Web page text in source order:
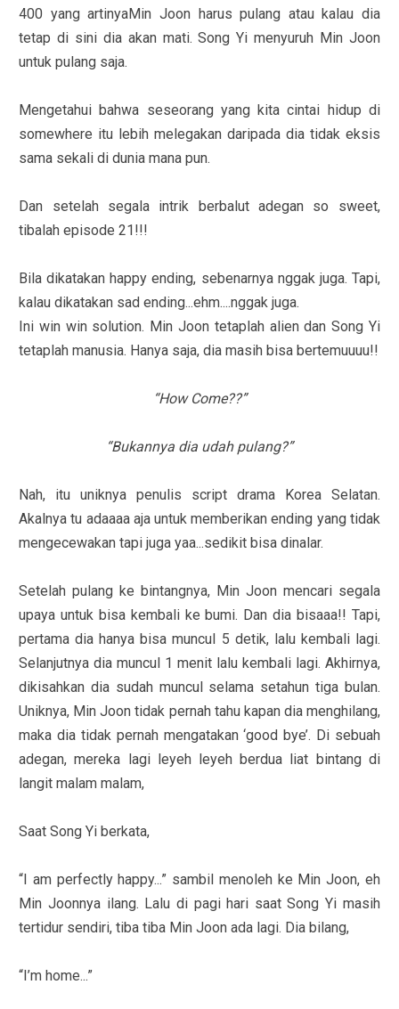
400 yang artinyaMin Joon harus pulang atau kalau dia
tetap di sini dia akan mati. Song Yi menyuruh Min Joon
untuk pulang saja.
Mengetahui bahwa seseorang yang kita cintai hidup di
somewhere itu lebih melegakan daripada dia tidak eksis
sama sekali di dunia mana pun.
Dan setelah segala intrik berbalut adegan so sweet,
tibalah episode 21!!!
Bila dikatakan happy ending, sebenarnya nggak juga. Tapi,
kalau dikatakan sad ending...ehm....nggak juga.
Ini win win solution. Min Joon tetaplah alien dan Song Yi
tetaplah manusia. Hanya saja, dia masih bisa bertemuuuu!!
“How Come??”
“Bukannya dia udah pulang?”
Nah, itu uniknya penulis script drama Korea Selatan.
Akalnya tu adaaaa aja untuk memberikan ending yang tidak
mengecewakan tapi juga yaa...sedikit bisa dinalar.
Setelah pulang ke bintangnya, Min Joon mencari segala
upaya untuk bisa kembali ke bumi. Dan dia bisaaa!! Tapi,
pertama dia hanya bisa muncul 5 detik, lalu kembali lagi.
Selanjutnya dia muncul 1 menit lalu kembali lagi. Akhirnya,
dikisahkan dia sudah muncul selama setahun tiga bulan.
Uniknya, Min Joon tidak pernah tahu kapan dia menghilang,
maka dia tidak pernah mengatakan ‘good bye’. Di sebuah
adegan, mereka lagi leyeh leyeh berdua liat bintang di
langit malam malam,
Saat Song Yi berkata,
“I am perfectly happy...” sambil menoleh ke Min Joon, eh
Min Joonnya ilang. Lalu di pagi hari saat Song Yi masih
tertidur sendiri, tiba tiba Min Joon ada lagi. Dia bilang,
“I’m home...”